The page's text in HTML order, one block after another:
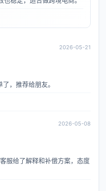
2026-05-21
，推荐给朋友。
2026-05-08
服给了解释和补偿方案，态度